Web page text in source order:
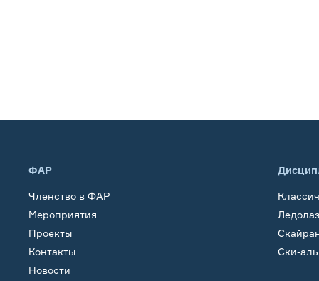
ФАР
Членство в ФАР
Мероприятия
Проекты
Контакты
Новости
Ски-